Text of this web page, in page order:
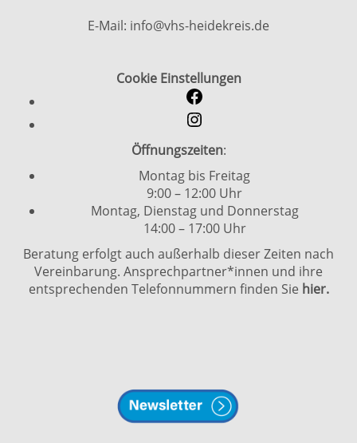
E-Mail: info@vhs-heidekreis.de
Cookie Einstellungen
Öffnungszeiten:
Montag bis Freitag
9:00 – 12:00 Uhr
Montag, Dienstag und Donnerstag
14:00 – 17:00 Uhr
Beratung erfolgt auch außerhalb dieser Zeiten nach
Vereinbarung. Ansprechpartner*innen und ihre
entsprechenden Telefonnummern finden Sie hier.